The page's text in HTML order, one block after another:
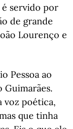
servido por
de grande
Lourenço e
Pessoa ao
Guimarães.
voz poética,
que tinha